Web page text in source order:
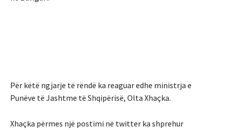
Për këtë ngjarje të rëndë ka reaguar edhe ministrja e
Punëve të Jashtme të Shqipërisë, Olta Xhaçka.
Xhaçka përmes një postimi në twitter ka shprehur